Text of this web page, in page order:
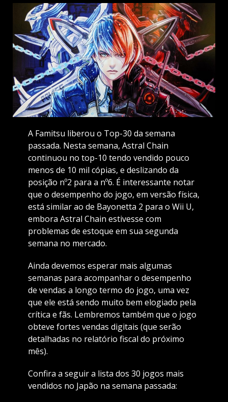
A Famitsu liberou o Top-30 da semana
passada. Nesta semana, Astral Chain
continuou no top-10 tendo vendido pouco
menos de 10 mil cópias, e deslizando da
posição nº2 para a nº6. É interessante notar
que o desempenho do jogo, em versão física,
está similar ao de Bayonetta 2 para o Wii U,
embora Astral Chain estivesse com
problemas de estoque em sua segunda
semana no mercado.
Ainda devemos esperar mais algumas
semanas para acompanhar o desempenho
de vendas a longo termo do jogo, uma vez
que ele está sendo muito bem elogiado pela
crítica e fãs. Lembremos também que o jogo
obteve fortes vendas digitais (que serão
detalhadas no relatório fiscal do próximo
mês).
Confira a seguir a lista dos 30 jogos mais
vendidos no Japão na semana passada: